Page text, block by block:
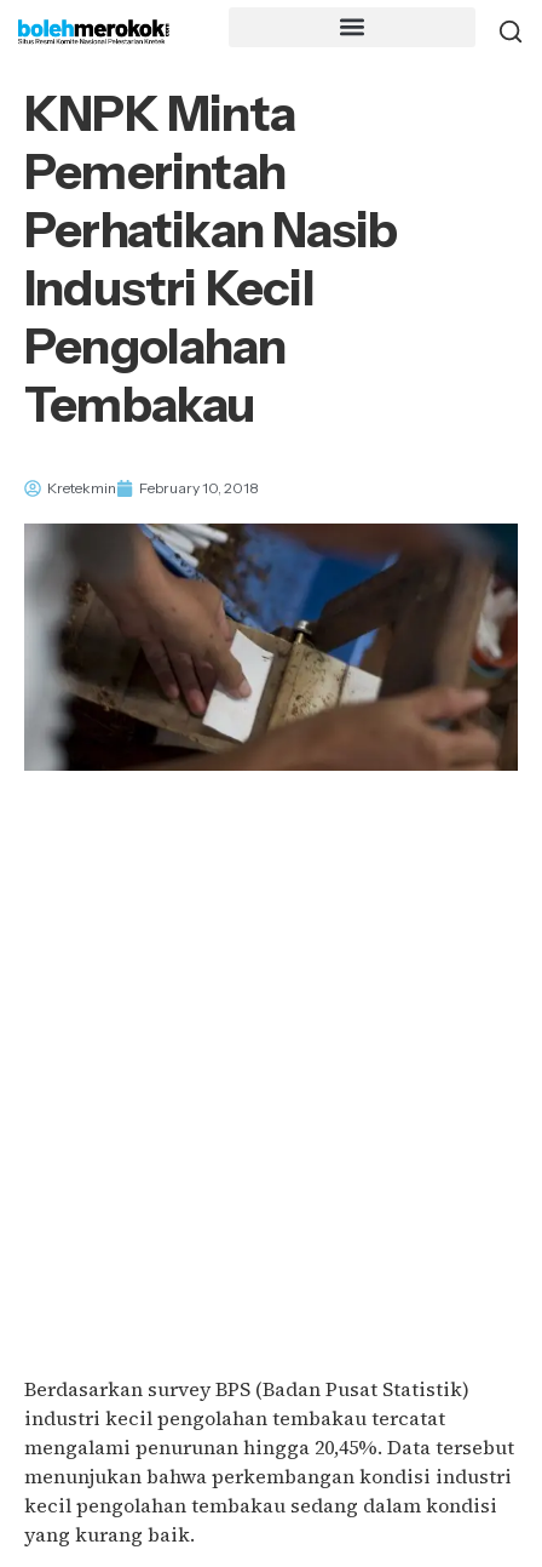
KNPK Minta
Pemerintah
Perhatikan Nasib
Industri Kecil
Pengolahan
Tembakau
Kretekmin February 10, 2018
Berdasarkan survey BPS (Badan Pusat Statistik)
industri kecil pengolahan tembakau tercatat
mengalami penurunan hingga 20,45%. Data tersebut
menunjukan bahwa perkembangan kondisi industri
kecil pengolahan tembakau sedang dalam kondisi
yang kurang baik.